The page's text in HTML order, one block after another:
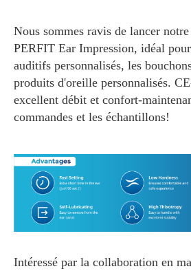
Nous sommes ravis de lancer
PERFIT Ear Impression, idéal
auditifs personnalisés, les
produits d'oreille personnalisés.
excellent débit et confort-
commandes et les échantillons!
Intéressé par la collaboration en